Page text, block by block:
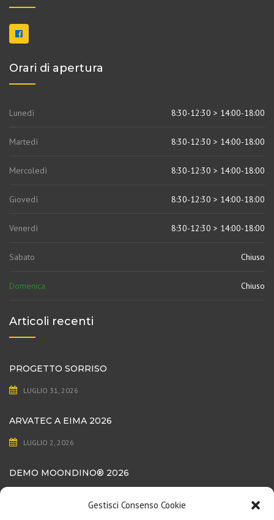
Gestisci Consenso Cookie
Orari di apertura
Lunedì 8:30-12:30 > 14:00-18:00
Martedì 8:30-12:30 > 14:00-18:00
Mercoledì 8:30-12:30 > 14:00-18:00
Giovedì 8:30-12:30 > 14:00-18:00
Venerdì 8:30-12:30 > 14:00-18:00
Sabato Chiuso
Domenica Chiuso
Articoli recenti
PROGETTO SORRISO
LUGLIO 31, 2026
ARVATEC A EIMA 2026
LUGLIO 2, 2026
DEMO MOONDINO®️ 2026